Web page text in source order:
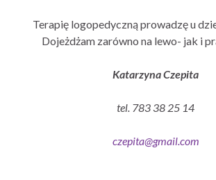
Terapię logopedyczną prowadzę u
Dojeżdżam zarówno na lewo- jak i
Katarzyna Czepita
tel. 783 38 25 14
czepita@gmail.com